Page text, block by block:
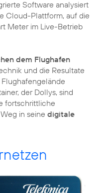
Software analysiert
Cloud-Plattform, auf die
Meter im Live-Betrieb
dem Flughafen
und die Resultate
der Dollys, sind
fortschrittliche
in seine digitale